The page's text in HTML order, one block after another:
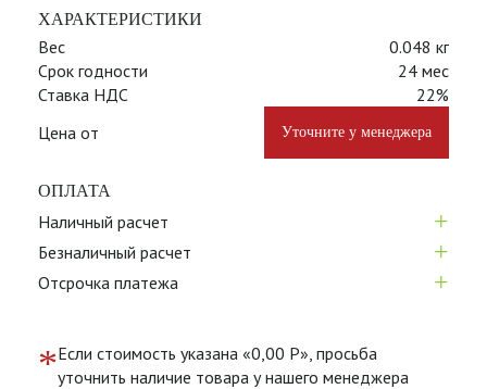
ХАРАКТЕРИСТИКИ
Вес
0.048 кг
Срок годности
24 мес
Ставка НДС
22%
Цена от
Уточните у менеджера
ОПЛАТА
Наличный расчет +
Безналичный расчет +
Отсрочка платежа +
*Если стоимость указана «0,00 Р», просьба
уточнить наличие товара у нашего менеджера